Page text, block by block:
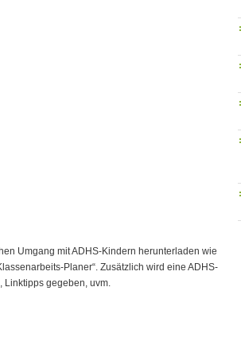
Umgang mit ADHS-Kindern herunterladen wie
Planer“. Zusätzlich wird eine ADHS-
Linktipps gegeben, uvm.